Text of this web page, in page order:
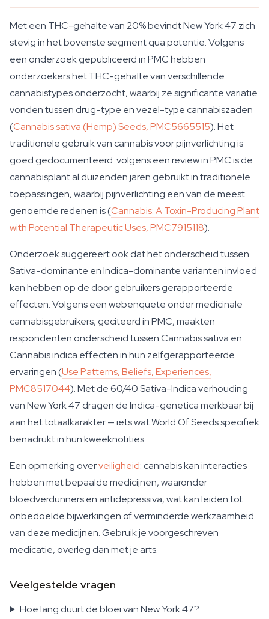
Met een THC-gehalte van 20% bevindt New York 47 zich
stevig in het bovenste segment qua potentie. Volgens
een onderzoek gepubliceerd in PMC hebben
onderzoekers het THC-gehalte van verschillende
cannabistypes onderzocht, waarbij ze significante variatie
vonden tussen drug-type en vezel-type cannabiszaden
(Cannabis sativa (Hemp) Seeds, PMC5665515). Het
traditionele gebruik van cannabis voor pijnverlichting is
goed gedocumenteerd: volgens een review in PMC is de
cannabisplant al duizenden jaren gebruikt in traditionele
toepassingen, waarbij pijnverlichting een van de meest
genoemde redenen is (Cannabis: A Toxin-Producing Plant
with Potential Therapeutic Uses, PMC7915118).
Onderzoek suggereert ook dat het onderscheid tussen
Sativa-dominante en Indica-dominante varianten invloed
kan hebben op de door gebruikers gerapporteerde
effecten. Volgens een webenquete onder medicinale
cannabisgebruikers, geciteerd in PMC, maakten
respondenten onderscheid tussen Cannabis sativa en
Cannabis indica effecten in hun zelfgerapporteerde
ervaringen (Use Patterns, Beliefs, Experiences,
PMC8517044). Met de 60/40 Sativa-Indica verhouding
van New York 47 dragen de Indica-genetica merkbaar bij
aan het totaalkarakter — iets wat World Of Seeds specifiek
benadrukt in hun kweeknotities.
Een opmerking overveiligheid: cannabis kan interacties
hebben met bepaalde medicijnen, waaronder
bloedverdunners en antidepressiva, wat kan leiden tot
onbedoelde bijwerkingen of verminderde werkzaamheid
van deze medicijnen. Gebruik je voorgeschreven
medicatie, overleg dan met je arts.
Veelgestelde vragen
Hoe lang duurt de bloei van New York 47?